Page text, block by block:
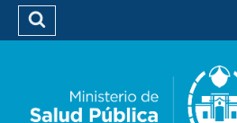
Biblioteca
Buscar